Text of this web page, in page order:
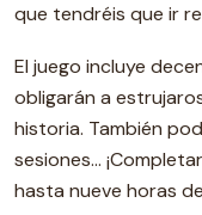
que tendréis que ir
El juego incluye
obligarán a
historia. También
sesiones…
hasta nueve horas